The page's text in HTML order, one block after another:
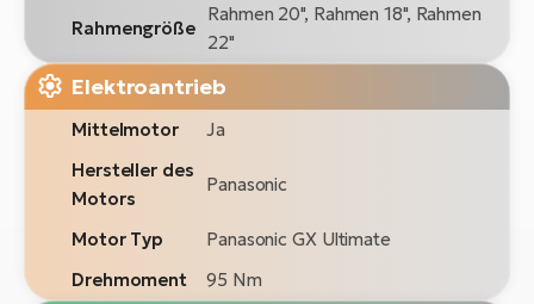
Rahmengröße
Rahmen 20", Rahmen 18", Rahmen
22"
Elektroantrieb
Mittelmotor
Ja
Hersteller des
Motors
Panasonic
Motor Typ
Panasonic GX Ultimate
Drehmoment
95 Nm